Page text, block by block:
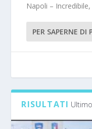
Napoli –
PER SAPERNE DI
RISULTATI Ultimo